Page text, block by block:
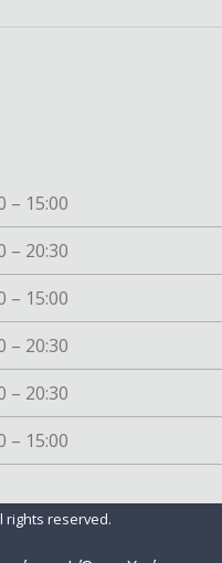
– 15:00
– 20:30
– 15:00
– 20:30
– 20:30
– 15:00
rights reserved.